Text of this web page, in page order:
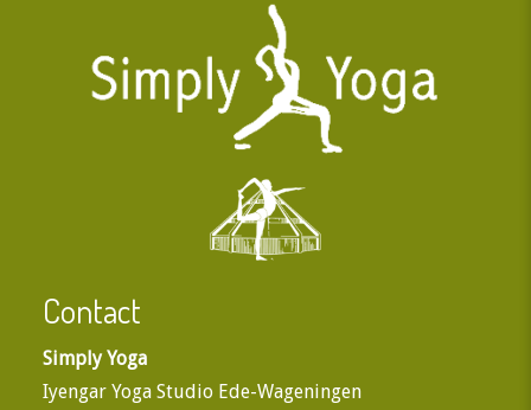
Contact
Simply Yoga
Iyengar Yoga Studio Ede-Wageningen